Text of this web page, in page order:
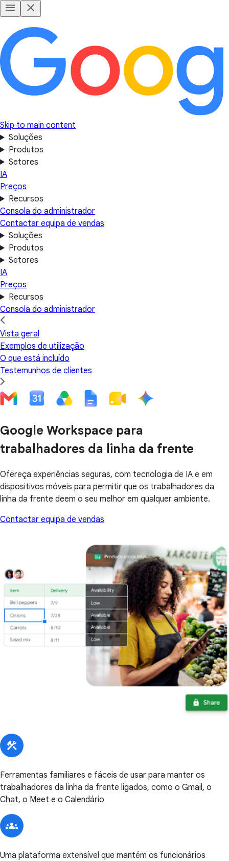
Skip to main content
Soluções
Produtos
Setores
IA
Preços
Recursos
Consola do administrador
Contactar equipa de vendas
Soluções
Produtos
Setores
IA
Preços
Recursos
Consola do administrador
Vista geral
Exemplos de utilização
O que está incluído
Testemunhos de clientes
Google Workspace para
trabalhadores da linha da frente
Ofereça experiências seguras, com tecnologia de IA e em
dispositivos móveis para permitir que os trabalhadores da
linha da frente deem o seu melhor em qualquer ambiente.
Contactar equipa de vendas
Ferramentas familiares e fáceis de usar para manter os
trabalhadores da linha da frente ligados, como o Gmail, o
Chat, o Meet e o Calendário
Uma plataforma extensível que mantém os funcionários